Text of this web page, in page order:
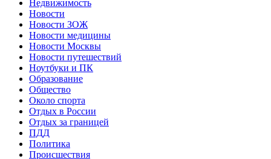
Недвижимость
Новости
Новости ЗОЖ
Новости медицины
Новости Москвы
Новости путешествий
Ноутбуки и ПК
Образование
Общество
Около спорта
Отдых в России
Отдых за границей
ПДД
Политика
Происшествия